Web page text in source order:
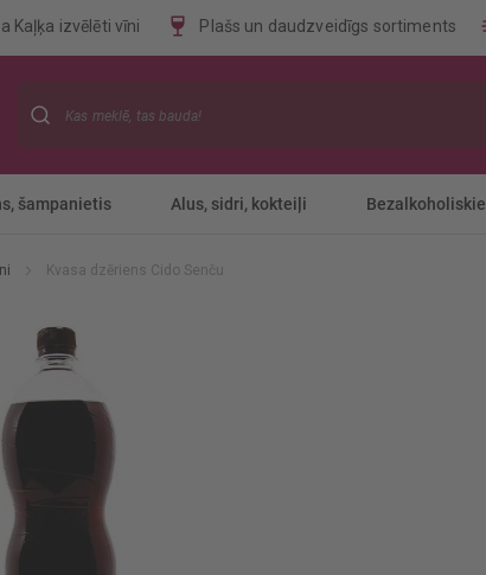
Kaļķa izvēlēti vīni Plašs un daudzveidīgs sortiments
šampanietis Alus, sidri, kokteiļi Bezalkoholiskie
Kvasa dzēriens Cido Senču